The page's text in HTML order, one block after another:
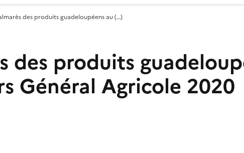
des produits guadeloupéens au (…)
des produits
Général Agricole 2020